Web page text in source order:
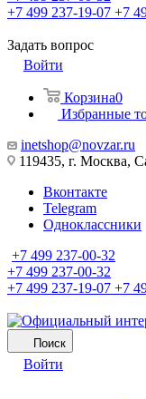
+7 499 237-19-07 +7
Задать вопрос
Войти
Корзина0
Избранные
inetshop@novzar.ru
119435, г. Москва,
Вконтакте
Telegram
Одноклассники
+7 499 237-00-32
+7 499 237-00-32
+7 499 237-19-07 +7
Поиск
Войти